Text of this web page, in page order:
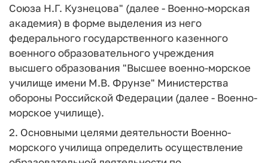
Союза Н.Г. Кузнецова" (далее - Военно-морская
академия) в форме выделения из него
федерального государственного казенного
военного образовательного учреждения
высшего образования "Высшее военно-морское
училище имени М.В. Фрунзе" Министерства
обороны Российской Федерации (далее - Военно-
морское училище).
2. Основными целями деятельности Военно-
морского училища определить осуществление